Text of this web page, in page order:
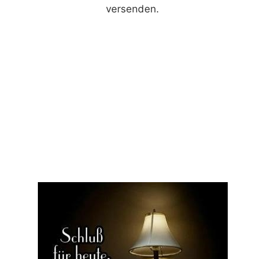
versenden.